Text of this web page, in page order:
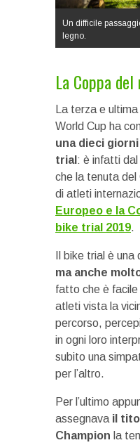
Un difficile
legno.
La Coppa
La terza e
World Cup ha
una dieci giorni
trial : è infatti
che la tenuta del
di atleti
Europeo e la
bike trial 2019.
Il bike trial è
ma anche
fatto che è facile
atleti vista la
percorso,
in ogni loro
subito una
per l’altro.
Per l’ultimo
assegnava il
Champion la